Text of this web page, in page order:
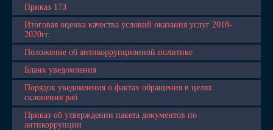
Приказ 173
Итоговая оценка качества условий оказания услуг 2018-
2020гг.
Положение об антикоррупционной политике
Бланк уведомления
Порядок уведомления о фактах обращения в целях
склонения раб
Приказ об утверждении пакета документов по
антикоррупции